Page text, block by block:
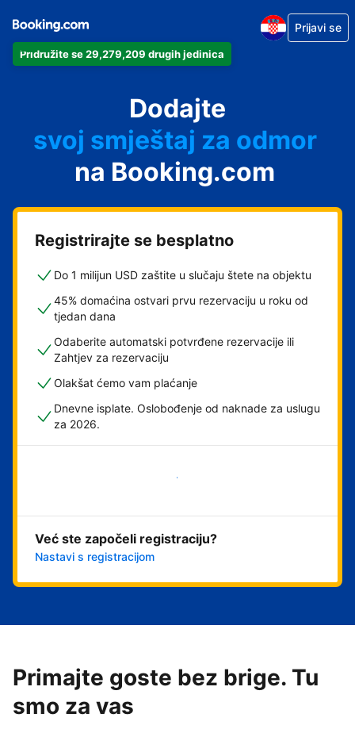
Pridružite se 29,279,209 drugih jedinica
Prijavi se
Dodajte
svoj apartman
svoj hotel
svoj smještaj za odmor
svoj privatni smještaj
svoj smještaj s doručkom
na Booking.com
Registrirajte se besplatno
Do 1 milijun USD zaštite u slučaju štete na objektu
45% domaćina ostvari prvu rezervaciju u roku od
tjedan dana
Odaberite automatski potvrđene rezervacije ili
Zahtjev za rezervaciju
Olakšat ćemo vam plaćanje
Dnevne isplate. Oslobođenje od naknade za uslugu
za 2026.
Započni odmah
Već ste započeli registraciju?
Nastavi s registracijom
Primajte goste bez brige. Tu
smo za vas